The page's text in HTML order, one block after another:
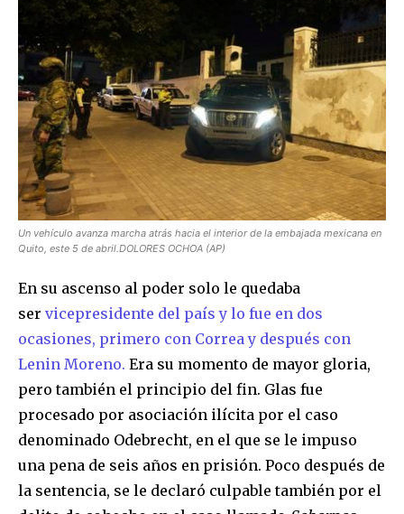
Join our community of
SUBSCRIBERS and be part of the
conversation.
To subscribe, simply enter your email address on our website
or click the subscribe button below. Don't worry, we respect
your privacy and won't spam your inbox. Your information is
safe with us.
I've read and accept the Privacy Policy
Un vehículo avanza marcha atrás hacia el interior de la embajada mexicana en
Quito, este 5 de abril.DOLORES OCHOA (AP)
En su ascenso al poder solo le quedaba
ser vicepresidente del país y lo fue en dos
ocasiones, primero con Correa y después con
Lenin Moreno. Era su momento de mayor gloria,
pero también el principio del fin. Glas fue
procesado por asociación ilícita por el caso
denominado Odebrecht, en el que se le impuso
una pena de seis años en prisión. Poco después de
la sentencia, se le declaró culpable también por el